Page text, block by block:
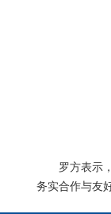
罗方表示，
务实合作与友